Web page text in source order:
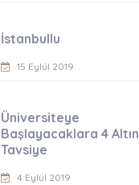
İstanbullu
15 Eylül 2019
Üniversiteye
Başlayacaklara 4 Altın
Tavsiye
4 Eylül 2019